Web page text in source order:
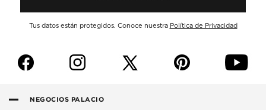
Tus datos están protegidos. Conoce nuestra Política de Privacidad
f i p y
NEGOCIOS PALACIO